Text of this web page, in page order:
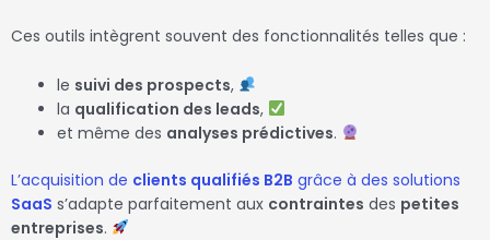
Ces outils intègrent souvent des fonctionnalités telles que :
le suivi des prospects,
la qualification des leads,
et même des analyses prédictives.
L’acquisition de clients qualifiés B2B grâce à des solutions
SaaS s’adapte parfaitement aux contraintes des petites
entreprises.